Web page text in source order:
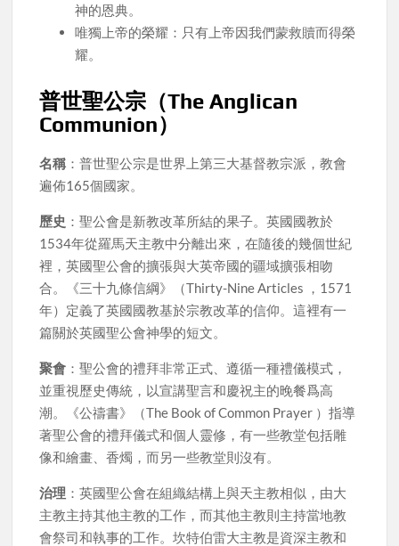
神的恩典。
唯獨上帝的榮耀：只有上帝因我們蒙救贖而得榮
耀。
普世聖公宗（The Anglican
Communion）
名稱 ：普世聖公宗是世界上第三大基督教宗派，教會
遍佈165個國家。
歷史 ：聖公會是新教改革所結的果子。英國國教於
1534年從羅馬天主教中分離出來，在隨後的幾個世紀
裡，英國聖公會的擴張與大英帝國的疆域擴張相吻
合。《三十九條信綱》（Thirty-Nine Articles ，1571
年）定義了英國國教基於宗教改革的信仰。這裡有一
篇關於英國聖公會神學的短文。
聚會 ：聖公會的禮拜非常正式、遵循一種禮儀模式，
並重視歷史傳統，以宣講聖言和慶祝主的晚餐爲高
潮。《公禱書》（The Book of Common Prayer ）指導
著聖公會的禮拜儀式和個人靈修，有一些教堂包括雕
像和繪畫、香燭，而另一些教堂則沒有。
治理 ：英國聖公會在組織結構上與天主教相似，由大
主教主持其他主教的工作，而其他主教則主持當地教
會祭司和執事的工作。坎特伯雷大主教是資深主教和